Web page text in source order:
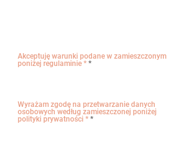
Akceptuję warunki podane w zamieszczonym
poniżej regulaminie * *
Wyrażam zgodę na przetwarzanie danych
osobowych według zamieszczonej poniżej
polityki prywatności * *